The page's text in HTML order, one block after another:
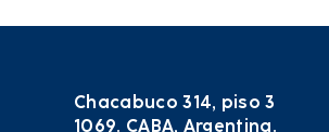
Chacabuco 314, piso 3
1069. CABA, Argentina.